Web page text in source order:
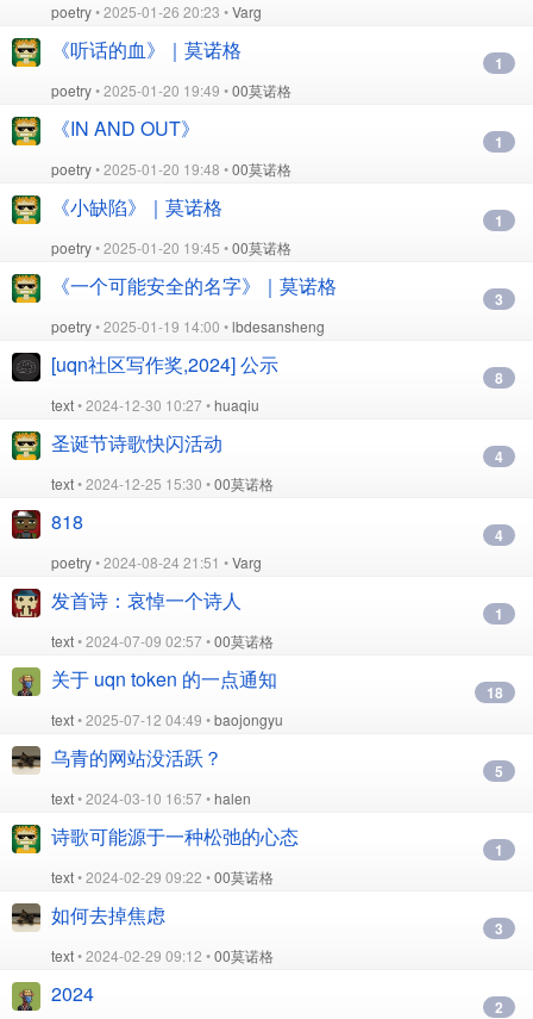
poetry• 2025-01-26 20:23 •Varg
《听话的血》｜莫诺格
poetry• 2025-01-20 19:49 •00莫诺格
1
《IN AND OUT》
poetry• 2025-01-20 19:48 •00莫诺格
1
《小缺陷》｜莫诺格
poetry• 2025-01-20 19:45 •00莫诺格
1
《一个可能安全的名字》｜莫诺格
poetry• 2025-01-19 14:00 •lbdesansheng
3
[uqn社区写作奖,2024] 公示
text• 2024-12-30 10:27 •huaqiu
8
圣诞节诗歌快闪活动
text• 2024-12-25 15:30 •00莫诺格
4
818
poetry• 2024-08-24 21:51 •Varg
4
发首诗：哀悼一个诗人
text• 2024-07-09 02:57 •00莫诺格
1
关于 uqn token 的一点通知
text• 2025-07-12 04:49 •baojongyu
18
乌青的网站没活跃？
text• 2024-03-10 16:57 •halen
5
诗歌可能源于一种松弛的心态
text• 2024-02-29 09:22 •00莫诺格
1
如何去掉焦虑
text• 2024-02-29 09:12 •00莫诺格
3
2024 2